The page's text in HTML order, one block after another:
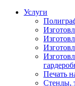
Услуги
Печать
Стенды,